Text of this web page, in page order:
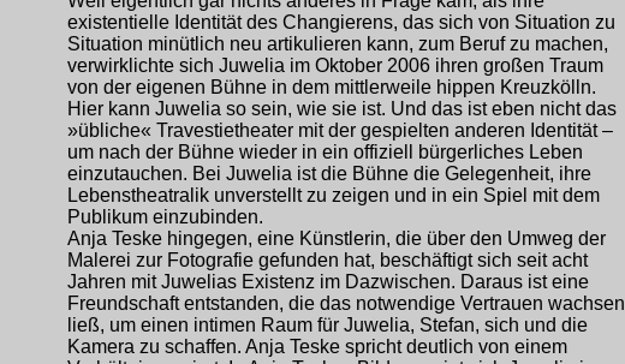
existentielle Identität des Changierens, das sich von Situation zu
Situation minütlich neu artikulieren kann, zum Beruf zu machen,
verwirklichte sich Juwelia im Oktober 2006 ihren großen Traum
von der eigenen Bühne in dem mittlerweile hippen Kreuzkölln.
Hier kann Juwelia so sein, wie sie ist. Und das ist eben nicht das
»übliche« Travestietheater mit der gespielten anderen Identität –
um nach der Bühne wieder in ein offiziell bürgerliches Leben
einzutauchen. Bei Juwelia ist die Bühne die Gelegenheit, ihre
Lebenstheatralik unverstellt zu zeigen und in ein Spiel mit dem
Publikum einzubinden.
Anja Teske hingegen, eine Künstlerin, die über den Umweg der
Malerei zur Fotografie gefunden hat, beschäftigt sich seit acht
Jahren mit Juwelias Existenz im Dazwischen. Daraus ist eine
Freundschaft entstanden, die das notwendige Vertrauen wachsen
ließ, um einen intimen Raum für Juwelia, Stefan, sich und die
Kamera zu schaffen. Anja Teske spricht deutlich von einem